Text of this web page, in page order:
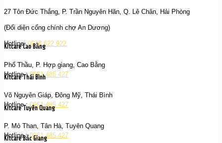
27 Tôn Đức Thắng, P. Trần Nguyên Hãn, Q. Lê Chân, Hải Phòng
(Đối diện cổng chính chợ An Dương)
Hotline:0948 622 922
Kitcare Cao Bằng
Phố Thầu, P. Hợp giang, Cao Bằng
Hotline :0961 485 427
Kitcare Thái Bình
Võ Nguyên Giáp, Đông Mỹ, Thái Bình
Hotline :0961 485 427
Kitcare Tuyên Quang
P. Mỏ Than, Tân Hà, Tuyên Quang
Hotline :0961 485 427
Kitcare Bắc Giang